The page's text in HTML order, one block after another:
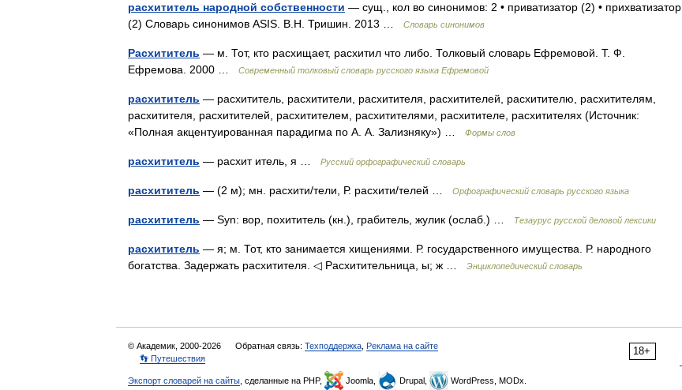
расхититель народной собственности — сущ., кол во синонимов: 2 • приватизатор (2) • прихватизатор
(2) Словарь синонимов ASIS. В.Н. Тришин. 2013 …
Словарь синонимов
Расхититель — м. Тот, кто расхищает, расхитил что либо. Толковый словарь Ефремовой. Т. Ф.
Ефремова. 2000 …
Современный толковый словарь русского языка Ефремовой
расхититель — расхититель, расхитители, расхитителя, расхитителей, расхитителю, расхитителям,
расхитителя, расхитителей, расхитителем, расхитителями, расхитителе, расхитителях (Источник:
«Полная акцентуированная парадигма по А. А. Зализняку») …
Формы слов
расхититель — расхит итель, я … Русский орфографический словарь
расхититель — (2 м); мн. расхити/тели, Р. расхити/телей … Орфографический словарь русского языка
расхититель — Syn: вор, похититель (кн.), грабитель, жулик (ослаб.) … Тезаурус русской деловой лексики
расхититель — я; м. Тот, кто занимается хищениями. Р. государственного имущества. Р. народного
богатства. Задержать расхитителя. ◁ Расхитительница, ы; ж …
Энциклопедический словарь
18+
© Академик, 2000-2026 Обратная связь: Техподдержка Реклама на сайте
👣 Путешествия
Экспорт словарей на сайты , сделанные на PHP, Joomla, Drupal, WordPress, MODx.